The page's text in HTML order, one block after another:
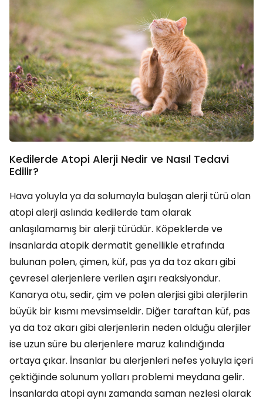
Kedilerde Atopi Alerji Nedir ve Nasıl Tedavi
Edilir?
Hava yoluyla ya da solumayla bulaşan alerji türü olan
atopi alerji aslında kedilerde tam olarak
anlaşılamamış bir alerji türüdür. Köpeklerde ve
insanlarda atopik dermatit genellikle etrafında
bulunan polen, çimen, küf, pas ya da toz akarı gibi
çevresel alerjenlere verilen aşırı reaksiyondur.
Kanarya otu, sedir, çim ve polen alerjisi gibi alerjilerin
büyük bir kısmı mevsimseldir. Diğer taraftan küf, pas
ya da toz akarı gibi alerjenlerin neden olduğu alerjiler
ise uzun süre bu alerjenlere maruz kalındığında
ortaya çıkar. İnsanlar bu alerjenleri nefes yoluyla içeri
çektiğinde solunum yolları problemi meydana gelir.
İnsanlarda atopi aynı zamanda saman nezlesi olarak